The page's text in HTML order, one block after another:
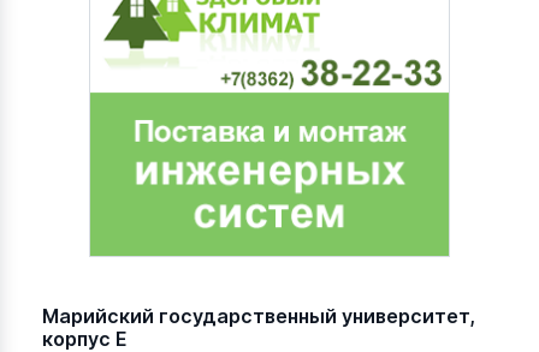
Марийский государственный университет,
корпус Е